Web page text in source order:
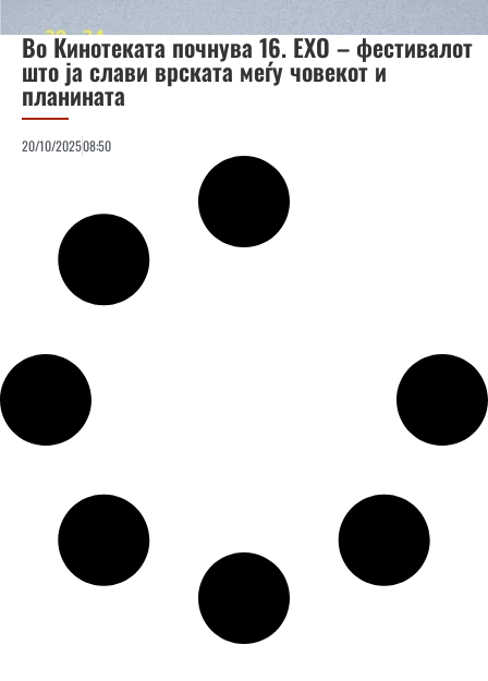
Во Кинотеката почнува 16. ЕХО – фестивалот
што ја слави врската меѓу човекот и
планината
20/10/202508:50